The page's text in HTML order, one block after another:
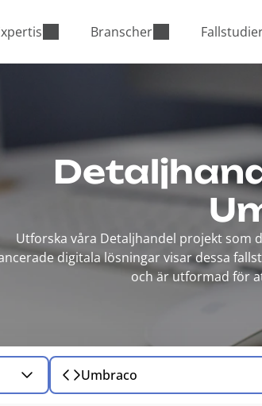
Branscher
Utforska våra Detaljhandel projekt som
digitala lösningar visar dessa
och är utformad för
Umbraco